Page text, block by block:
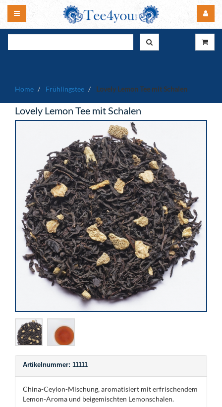
Home Frühlingstee Lovely Lemon Tee mit Schalen
Lovely Lemon Tee mit Schalen
Artikelnummer: 11111
China-Ceylon-Mischung, aromatisiert mit erfrischendem
Lemon-Aroma und beigemischten Lemonschalen.